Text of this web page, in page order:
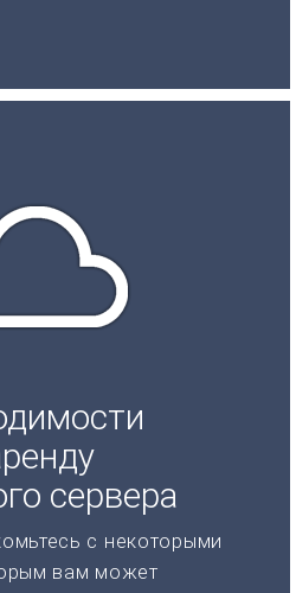
сервера
с некоторыми
вам может